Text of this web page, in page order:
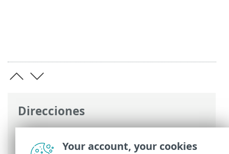
Direcciones
Ayuda en línea de ESET>ESET Glossary>
Tecnologías ESET > Protección contra
Your account, your cookies